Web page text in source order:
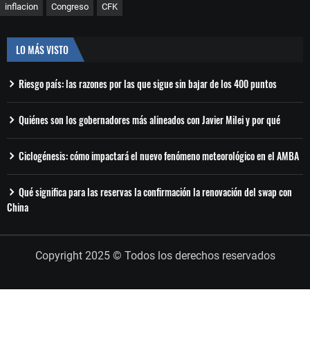
inflacion Congreso CFK
LO MÁS VISTO
Riesgo país: las razones por las que sigue sin bajar de los 400 puntos
Quiénes son los gobernadores más alineados con Javier Milei y por qué
Ciclogénesis: cómo impactará el nuevo fenómeno meteorológico en el AMBA
Qué significa para las reservas la confirmación la renovación del swap con
China
Copyright 2025 © Todos los derechos reservados